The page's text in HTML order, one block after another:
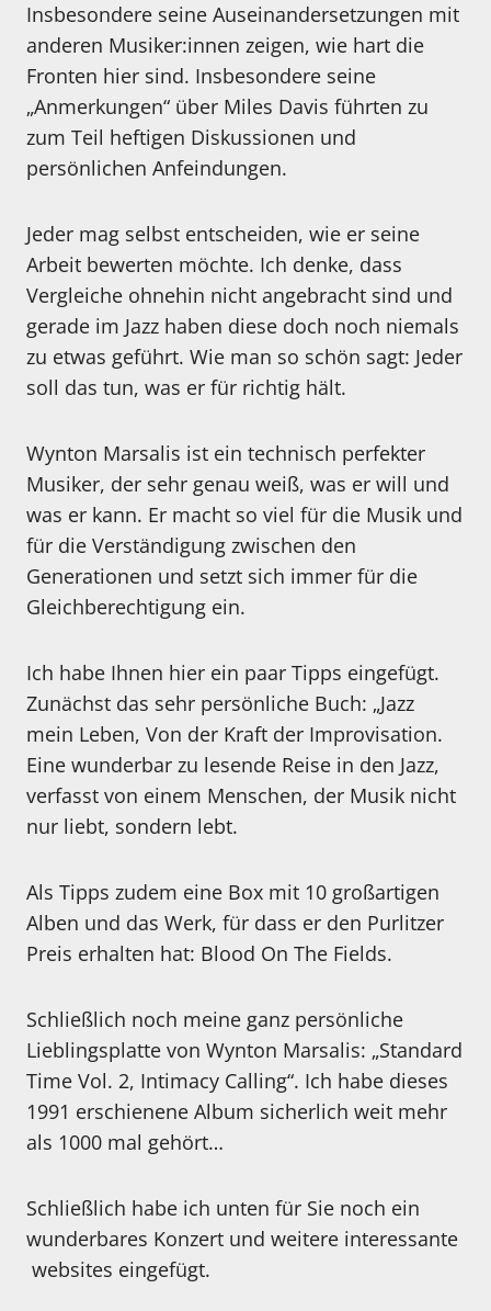
Insbesondere seine Auseinandersetzungen mit
anderen Musiker:innen zeigen, wie hart die
Fronten hier sind. Insbesondere seine
„Anmerkungen“ über Miles Davis führten zu
zum Teil heftigen Diskussionen und
persönlichen Anfeindungen.
Jeder mag selbst entscheiden, wie er seine
Arbeit bewerten möchte. Ich denke, dass
Vergleiche ohnehin nicht angebracht sind und
gerade im Jazz haben diese doch noch niemals
zu etwas geführt. Wie man so schön sagt: Jeder
soll das tun, was er für richtig hält.
Wynton Marsalis ist ein technisch perfekter
Musiker, der sehr genau weiß, was er will und
was er kann. Er macht so viel für die Musik und
für die Verständigung zwischen den
Generationen und setzt sich immer für die
Gleichberechtigung ein.
Ich habe Ihnen hier ein paar Tipps eingefügt.
Zunächst das sehr persönliche Buch: „Jazz
mein Leben, Von der Kraft der Improvisation.
Eine wunderbar zu lesende Reise in den Jazz,
verfasst von einem Menschen, der Musik nicht
nur liebt, sondern lebt.
Als Tipps zudem eine Box mit 10 großartigen
Alben und das Werk, für dass er den Purlitzer
Preis erhalten hat: Blood On The Fields.
Schließlich noch meine ganz persönliche
Lieblingsplatte von Wynton Marsalis: „Standard
Time Vol. 2, Intimacy Calling“. Ich habe dieses
1991 erschienene Album sicherlich weit mehr
als 1000 mal gehört…
Schließlich habe ich unten für Sie noch ein
wunderbares Konzert und weitere interessante
websites eingefügt.